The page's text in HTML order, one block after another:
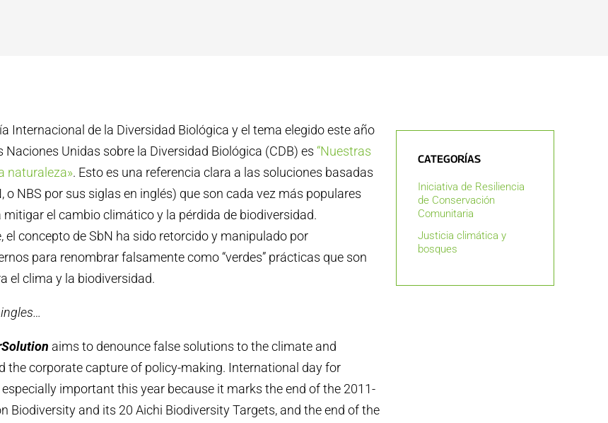
Internacional de la Diversidad Biológica y el tema elegido este año
Naciones Unidas sobre la Diversidad Biológica (CDB) es “Nuestras
naturaleza». Esto es una referencia clara a las soluciones basadas
o NBS por sus siglas en inglés) que son cada vez más populares
el cambio climático y la pérdida de biodiversidad.
el concepto de SbN ha sido retorcido y manipulado por
para renombrar falsamente como “verdes” prácticas que son
el clima y la biodiversidad.
aims to denounce false solutions to the climate and
the corporate capture of policy-making. International day for
important this year because it marks the end of the 2011-
Biodiversity and its 20 Aichi Biodiversity Targets, and the end of the
CATEGORÍAS
Iniciativa de Resiliencia
de Conservación
Comunitaria
Justicia climática y
bosques